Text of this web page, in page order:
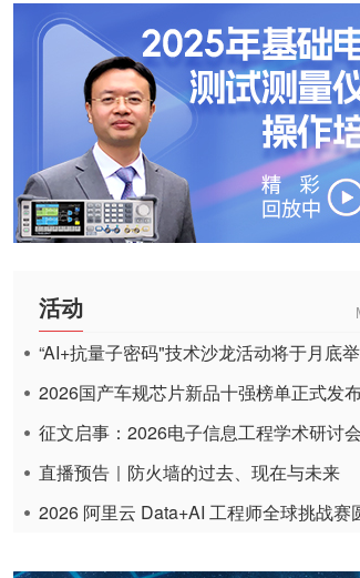
活动
“AI+抗量子密码"技术沙龙活动将于月底
2026国产车规芯片新品十强榜单正式发
征文启事：2026电子信息工程学术研讨
成电路应用杂志）
直播预告｜防火墙的过去、现在与未来
2026 阿里云 Data+AI 工程师全球挑战赛